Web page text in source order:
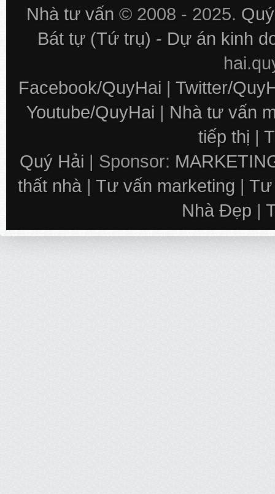
Nhà tư vấn © 2008 - 2025.
Bát tự (Tứ trụ) - Dự án kinh
Facebook/QuyHai | Twitter/
Youtube/QuyHai | Nhà tư vấn
tiếp thị |
Quý Hải | Sponsor:
thất nhà | Tư vấn marketing | Tư
Nhà Đẹp |